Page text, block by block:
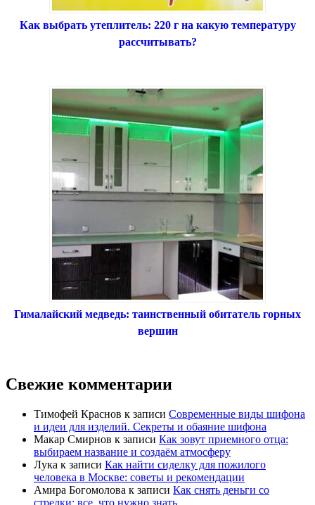
Как выбрать утеплитель: 220 г на какую температуру
рассчитывать?
Гималайский медведь: таинственный обитатель горных
вершин
Свежие комментарии
Тимофей Краснов к записи Современные виды шифона
и идеи для изделий. Секреты и обаяние шифона
Макар Смирнов к записи Как зовут приемного отца:
выбираем название и создаём атмосферу
Лука к записи Как найти сиделку для пожилого
человека в Москве: советы и рекомендации
Амира Богомолова к записи Как снять деньги со
стрелки: все, что нужно знать